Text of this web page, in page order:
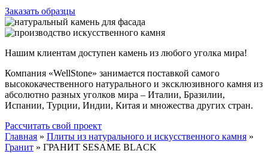
Заказать образцы
Нашим клиентам доступен камень из любого уголка мира!
Компания «WellStone» занимается поставкой самого
высококачественного натурального и эксклюзивного камня из
абсолютно разных уголков мира – Италии, Бразилии,
Испании, Турции, Индии, Китая и множества других стран.
Рассчитать свой проект
Главная » Плиты из натурального и искусственного камня »
Гранит » ГРАНИТ SESAME BLACK